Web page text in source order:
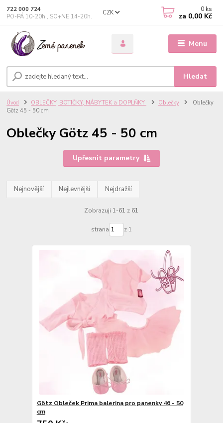
Menu
CZK
Hledat
722 000 724
PO-PÁ 10-20h., SO+NE 14-20h.
0 ks
za 0,00 Kč
Úvod OBLEČKY, BOTIČKY, NÁBYTEK a DOPLŇKY Oblečky
Oblečky
Götz 45 - 50 cm
Oblečky Götz 45 - 50 cm
Upřesnit parametry
Nejnovější Nejlevnější Nejdražší
Zobrazuji 1-61 z 61
strana z 1
Götz Obleček Prima balerina pro panenky 46 - 50
cm